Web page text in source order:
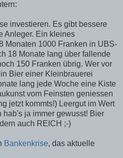
investieren. Es gibt bessere
Anleger. Ein kleines
Monaten 1000 Franken in UBS-
18 Monate lang über fallende
150 Franken übrig. Wer vor
Bier einer Kleinbrauerei
lang jede Woche eine Kiste
vom Feinsten geniessen
jetzt kommts!) Leergut im Wert
hab's ja immer gewusst! Bier
auch REICH ;-)
Bankenkrise, das aktuelle